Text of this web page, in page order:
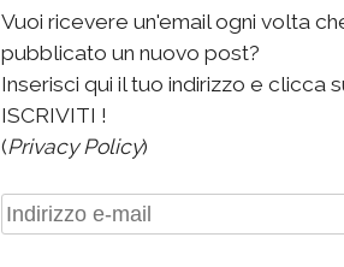
Vuoi ricevere un'email ogni volta
pubblicato un nuovo post?
Inserisci qui il tuo indirizzo e clicca
ISCRIVITI !
(Privacy Policy)
Indirizzo
e-